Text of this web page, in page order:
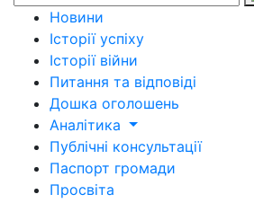
Новини
Історії успіху
Історії війни
Питання та відповіді
Дошка оголошень
Аналітика
Публічні консультації
Паспорт громади
Просвіта